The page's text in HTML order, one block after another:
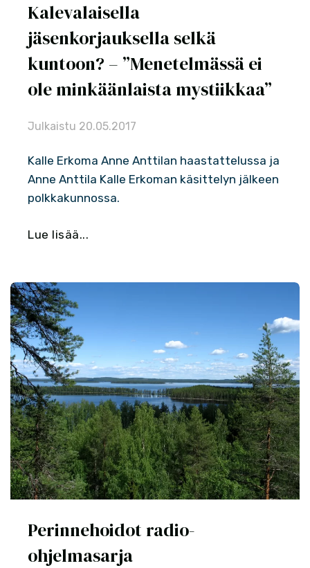
Kalevalaisella
jäsenkorjauksella selkä
kuntoon? – ”Menetelmässä ei
ole minkäänlaista mystiikkaa”
Julkaistu 20.05.2017
Kalle Erkoma Anne Anttilan haastattelussa ja
Anne Anttila Kalle Erkoman käsittelyn jälkeen
polkkakunnossa.
Lue lisää...
Perinnehoidot radio-
ohjelmasarja